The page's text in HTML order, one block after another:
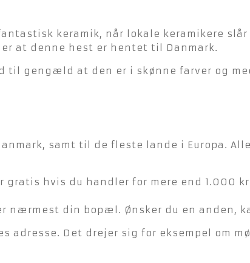
keramik, når lokale keramikere slår
at denne hest er hentet til Danmark.
til gengæld at den er i skønne farver og
samt til de fleste lande i Europa.
gratis hvis du handler for mere end 1.000
nærmest din bopæl. Ønsker du en anden,
adresse. Det drejer sig for eksempel om